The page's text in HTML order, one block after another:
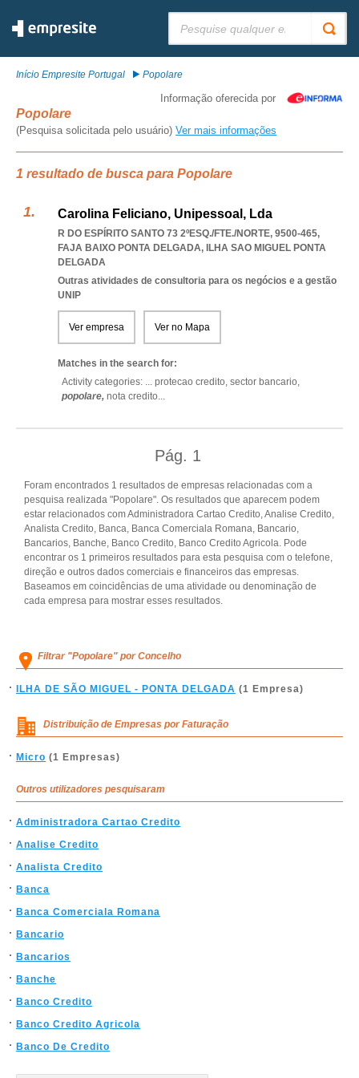
Início Empresite Portugal Popolare
Informação oferecida por
Popolare
(Pesquisa solicitada pelo usuário) Ver mais informações
1 resultado de busca para Popolare
Carolina Feliciano, Unipessoal, Lda
R DO ESPÍRITO SANTO 73 2ºESQ./FTE./NORTE, 9500-465,
FAJA BAIXO PONTA DELGADA, ILHA SAO MIGUEL PONTA
DELGADA
Outras atividades de consultoria para os negócios e a gestão
UNIP
Ver empresa Ver no Mapa
Matches in the search for:
Activity categories: ... protecao credito, sector bancario,
popolare, nota credito...
Pág. 1
Foram encontrados 1 resultados de empresas relacionadas com a
pesquisa realizada "Popolare". Os resultados que aparecem podem
estar relacionados com Administradora Cartao Credito, Analise Credito,
Analista Credito, Banca, Banca Comerciala Romana, Bancario,
Bancarios, Banche, Banco Credito, Banco Credito Agricola. Pode
encontrar os 1 primeiros resultados para esta pesquisa com o telefone,
direção e outros dados comerciais e financeiros das empresas.
Baseamos em coincidências de uma atividade ou denominação de
cada empresa para mostrar esses resultados.
Filtrar "Popolare" por Concelho
ILHA DE SÃO MIGUEL - PONTA DELGADA (1 Empresa)
Distribuição de Empresas por Faturação
Micro (1 Empresas)
Outros utilizadores pesquisaram
Administradora Cartao Credito
Analise Credito
Analista Credito
Banca
Banca Comerciala Romana
Bancario
Bancarios
Banche
Banco Credito
Banco Credito Agricola
Banco De Credito